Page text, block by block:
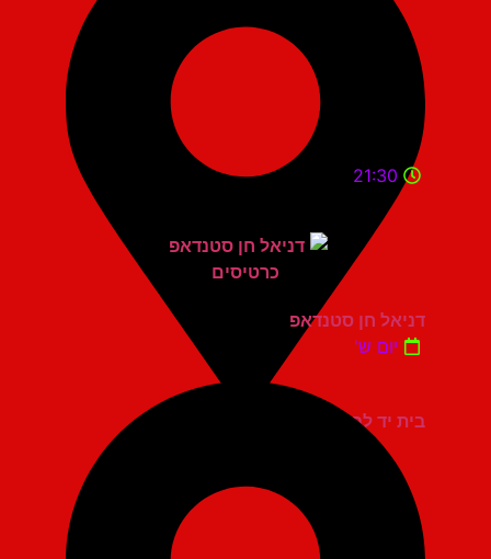
בית יד לבנים אשדוד
21:30
דניאל חן סטנדאפ
יום ש'